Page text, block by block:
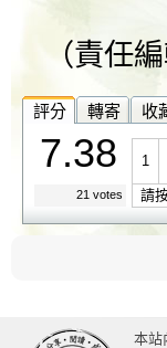
（責任
評分 轉寄 收
7.38
21 votes
1
請
本站